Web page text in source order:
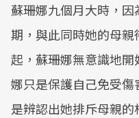
蘇珊娜九個月大時，
期，與此同時她的母
起，蘇珊娜無意識地
娜只是保護自己免受
是辨認出她排斥母親